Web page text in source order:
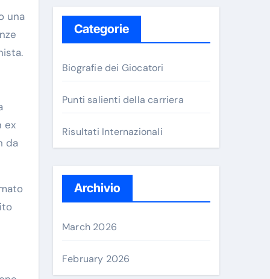
una
ex
da
Categorie
Biografie dei Giocatori
Punti salienti della carriera
Risultati Internazionali
Archivio
March 2026
February 2026